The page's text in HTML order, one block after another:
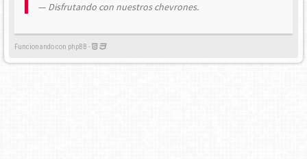
Disfrutando con nuestros chevrones.
Funcionando con phpBB -